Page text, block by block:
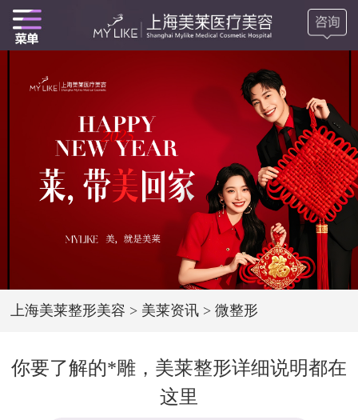
上海美莱整形美容 > 美莱资讯 >微整形
你要了解的*雕，美莱整形详细说明都在
这里